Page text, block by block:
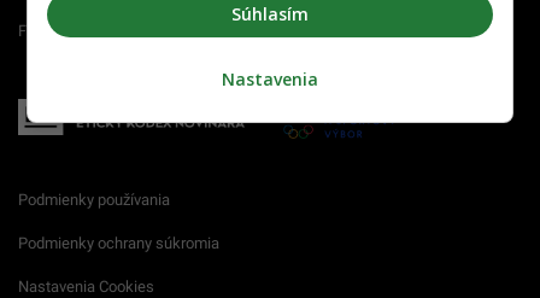
Femm.sk
Podmienky používania
Podmienky ochrany súkromia
Nastavenia Cookies
Súhlasím
Nastavenia